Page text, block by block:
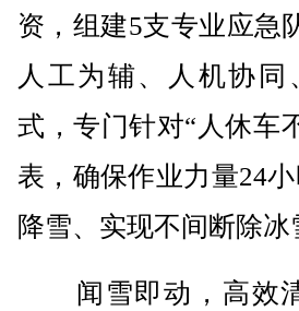
资，组建5支专业应急
人工为辅、人机协
式，专门针对“人休车
表，确保作业力量24
降雪、实现不间断除
闻雪即动，高效清